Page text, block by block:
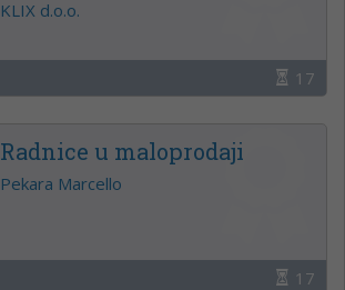
KLIX d.o.o.
17
Radnice u maloprodaji
Pekara Marcello
17